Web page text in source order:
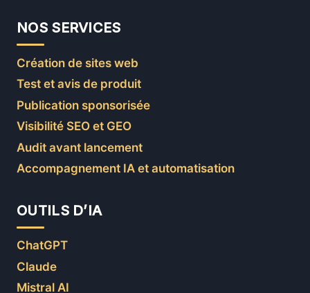
NOS SERVICES
Création de sites web
Test et avis de produit
Publication sponsorisée
Visibilité SEO et GEO
Audit avant lancement
Accompagnement IA et automatisation
OUTILS D’IA
ChatGPT
Claude
Mistral AI